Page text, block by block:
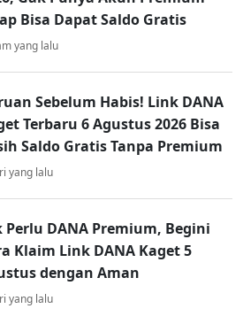
Bisa Dapat Saldo Gratis
yang lalu
Sebelum Habis! Link DANA
Terbaru 6 Agustus 2026 Bisa
Saldo Gratis Tanpa Premium
yang lalu
Perlu DANA Premium, Begini
Klaim Link DANA Kaget 5
dengan Aman
yang lalu